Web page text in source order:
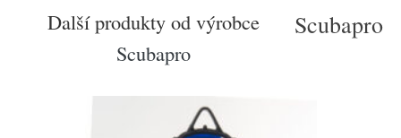
Další produkty od výrobce
Scubapro
Scubapro